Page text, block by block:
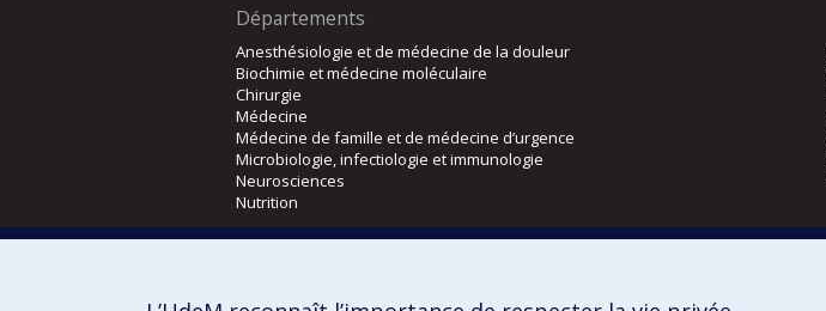
Départements
Anesthésiologie et de médecine de la douleur
Biochimie et médecine moléculaire
Chirurgie
Médecine
Médecine de famille et de médecine d’urgence
Microbiologie, infectiologie et immunologie
Neurosciences
Nutrition